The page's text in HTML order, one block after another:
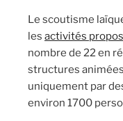
Le scoutisme
les activités
nombre de 22 en
structures
uniquement par
environ 1700